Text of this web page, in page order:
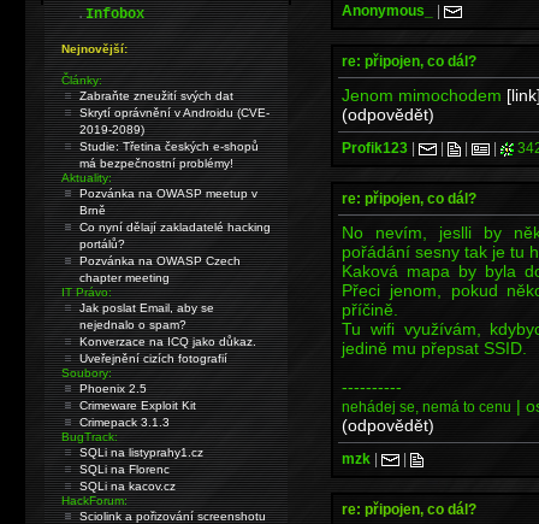
Anonymous_ |
re: připojen, co dál?
Jenom mimochodem
(odpovědět)
Profik123 | | | |
re: připojen, co dál?
No nevím, jeslli by
pořádání sesny tak je tu
Kaková mapa by byla
Přeci jenom, pokud
příčině.
Tu wifi využívám,
jedině mu přepsat SSID.
----------
nehádej se, nemá to cenu |
(odpovědět)
mzk | |
re: připojen, co dál?
.Infobox
Nejnovější:
Články:
Zabraňte zneužití svých dat
Skrytí oprávnění v Androidu (CVE-
2019-2089)
Studie: Třetina českých e-shopů
má bezpečnostní problémy!
Aktuality:
Pozvánka na OWASP meetup v
Brně
Co nyní dělají zakladatelé hacking
portálů?
Pozvánka na OWASP Czech
chapter meeting
IT Právo:
Jak poslat Email, aby se
nejednalo o spam?
Konverzace na ICQ jako důkaz.
Uveřejnění cizích fotografií
Soubory:
Phoenix 2.5
Crimeware Exploit Kit
Crimepack 3.1.3
BugTrack:
SQLi na listyprahy1.cz
SQLi na Florenc
SQLi na kacov.cz
HackForum:
Sciolink a pořizování screenshotu